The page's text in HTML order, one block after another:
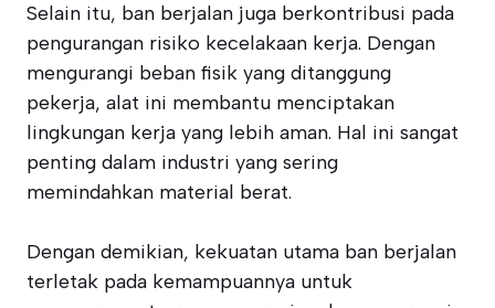
Selain itu, ban berjalan juga berkontribusi pada
pengurangan risiko kecelakaan kerja. Dengan
mengurangi beban fisik yang ditanggung
pekerja, alat ini membantu menciptakan
lingkungan kerja yang lebih aman. Hal ini sangat
penting dalam industri yang sering
memindahkan material berat.
Dengan demikian, kekuatan utama ban berjalan
terletak pada kemampuannya untuk